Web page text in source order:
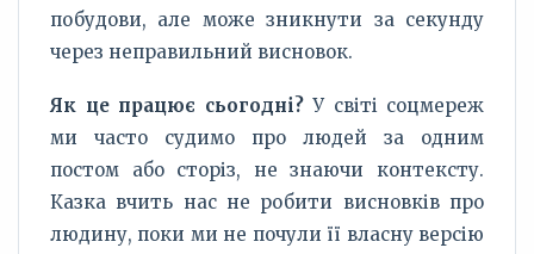
побудови, але може зникнути за секунду
через неправильний висновок.
Як це працює сьогодні?У світі соцмереж
ми часто судимо про людей за одним
постом або сторіз, не знаючи контексту.
Казка вчить нас не робити висновків про
людину, поки ми не почули її власну версію